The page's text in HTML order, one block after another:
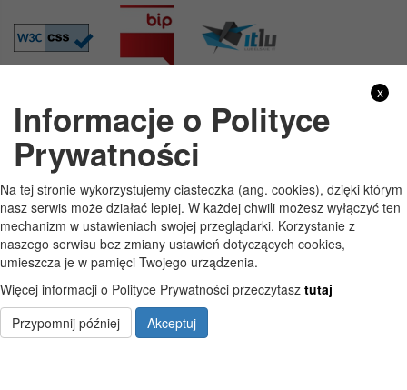
GODZINY PRACY
Pon 7:30 - 15:30
Wt 7:30 - 15:30
Śr 7:30 - 15:30
Pt 7:30 - 15:30
x
Informacje o Polityce
Prywatności
Na tej stronie wykorzystujemy ciasteczka (ang. cookies), dzięki którym
nasz serwis może działać lepiej. W każdej chwili możesz wyłączyć ten
mechanizm w ustawieniach swojej przeglądarki. Korzystanie z
naszego serwisu bez zmiany ustawień dotyczących cookies,
umieszcza je w pamięci Twojego urządzenia.
Więcej informacji o Polityce Prywatności przeczytasz tutaj
Przypomnij później
Akceptuj